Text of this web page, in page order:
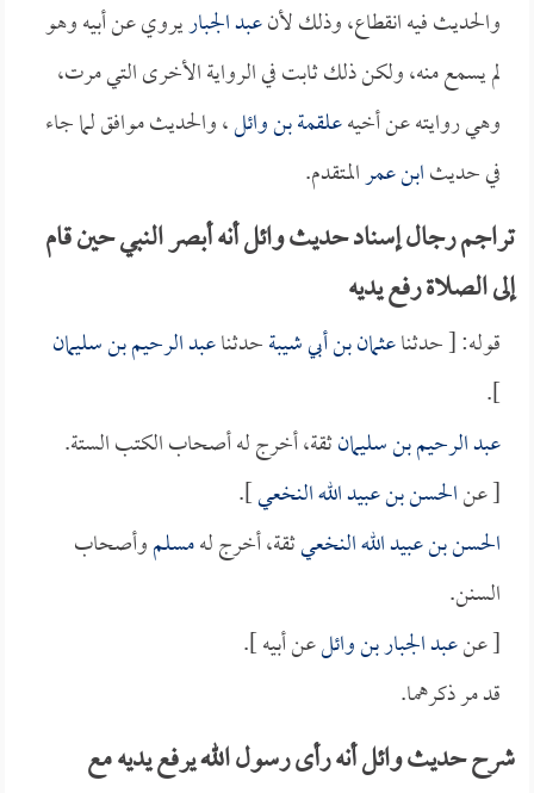
والحديث فيه انقطاع، وذلك لأنعبد الجباريروي عن أبيه وهو
لم يسمع منه، ولكن ذلك ثابت في الرواية الأخرى التي مرت،
وهي روايته عن أخيهعلقمة بن وائل، والحديث موافق لما جاء
في حديثابن عمرالمتقدم.
تراجم رجال إسناد حديث وائل أنه أبصر النبي حين قام
إلى الصلاة رفع يديه
قوله: [ حدثناعثمان بن أبي شيبةحدثناعبد الرحيم بن سليمان
].
عبد الرحيم بن سليمانثقة، أخرج له أصحاب الكتب الستة.
[ عنالحسن بن عبيد الله النخعي].
الحسن بن عبيد الله النخعيثقة، أخرج لهمسلموأصحاب
السنن.
[ عنعبد الجبار بن وائلعن أبيه ].
قد مر ذكرهما.
شرح حديث وائل أنه رأى رسول الله يرفع يديه مع